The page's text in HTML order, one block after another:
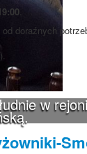
w
doraźnych